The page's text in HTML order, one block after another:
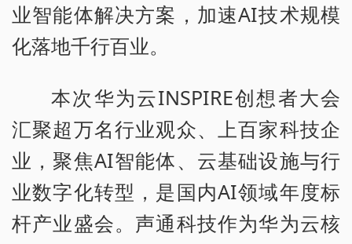
业智能体解决方案，加速AI技术规模
化落地千行百业。
本次华为云INSPIRE创想者大会
汇聚超万名行业观众、上百家科技企
业，聚焦AI智能体、云基础设施与行
业数字化转型，是国内AI领域年度标
杆产业盛会。声通科技作为华为云核